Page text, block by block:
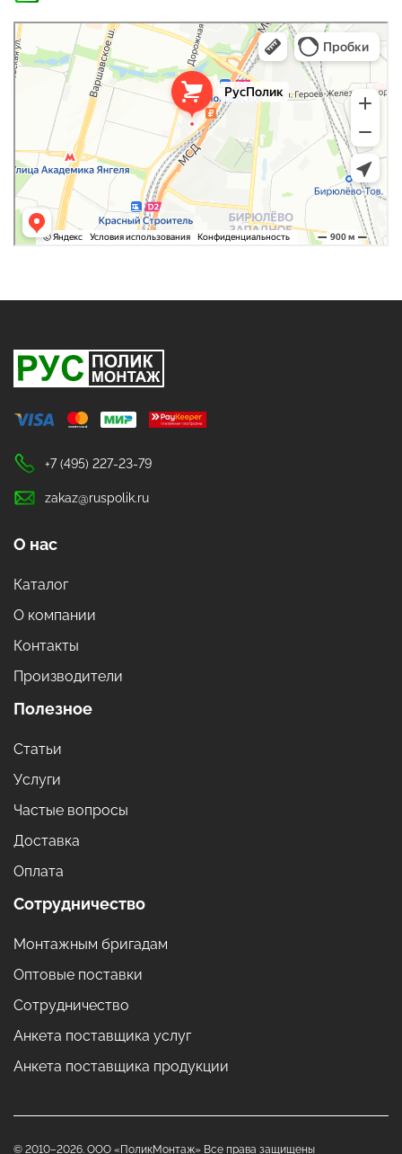
РусПолик
Оргстекло, поликарбонат в Москве
Строительные и отделочные работы в Москве
+7 (495) 227-23-79
zakaz@ruspolik.ru
О нас
Каталог
О компании
Контакты
Производители
Полезное
Статьи
Услуги
Частые вопросы
Доставка
Оплата
Сотрудничество
Монтажным бригадам
Оптовые поставки
Сотрудничество
Анкета поставщика услуг
Анкета поставщика продукции
© 2010–2026. ООО «ПоликМонтаж» Все права защищены